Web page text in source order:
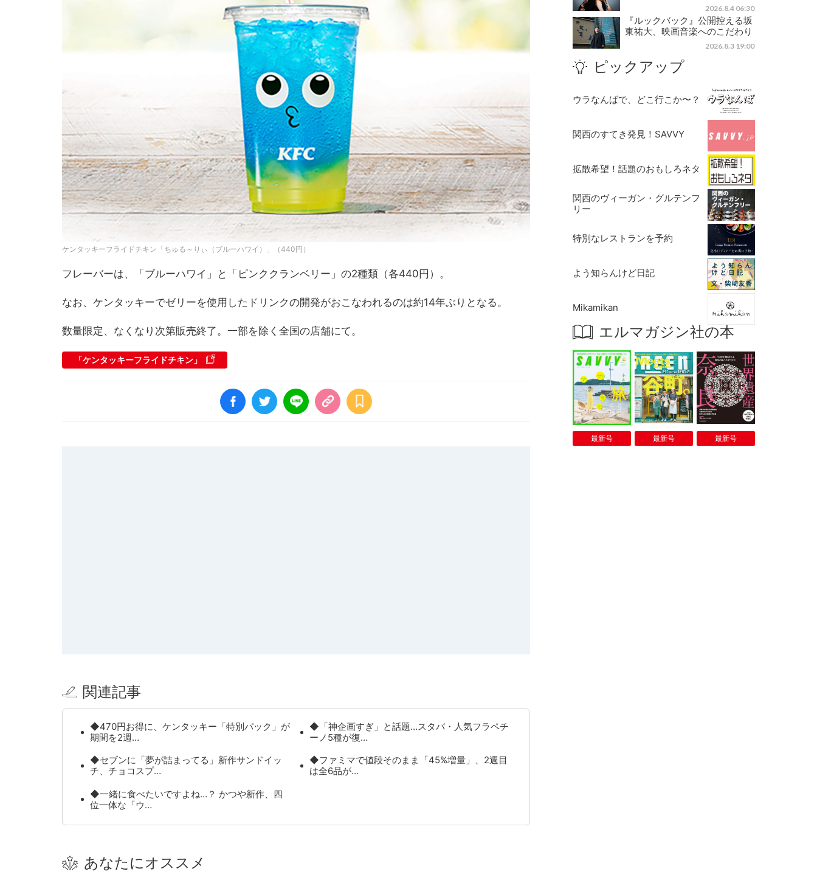
ケンタッキーフライドチキン「ちゅる～りぃ（ブルーハワイ）」（440円）
フレーバーは、「ブルーハワイ」と「ピンククランベリー」の2種類（各440円）。
なお、ケンタッキーでゼリーを使用したドリンクの開発がおこなわれるのは約14年ぶりとなる。
数量限定、なくなり次第販売終了。一部を除く全国の店舗にて。
「ケンタッキーフライドチキン」
関連記事
◆470円お得に、ケンタッキー「特別パック」が
期間を2週…
◆「神企画すぎ」と話題…スタバ・人気フラペチ
ーノ5種が復…
◆セブンに「夢が詰まってる」新作サンドイッ
チ、チョコスプ…
◆ファミマで値段そのまま「45%増量」、2週目
は全6品が…
◆一緒に食べたいですよね…？ かつや新作、四
位一体な「ウ…
あなたにオススメ
2026.8.4 06:30
『ルックバック』公開控える坂
東祐大、映画音楽へのこだわり
2026.8.3 19:00
ピックアップ
ウラなんばで、どこ行こか〜？
関西のすてき発見！SAVVY
拡散希望！話題のおもしろネタ
関西のヴィーガン・グルテンフ
リー
特別なレストランを予約
よう知らんけど日記
Mikamikan
エルマガジン社の本
最新号 最新号 最新号